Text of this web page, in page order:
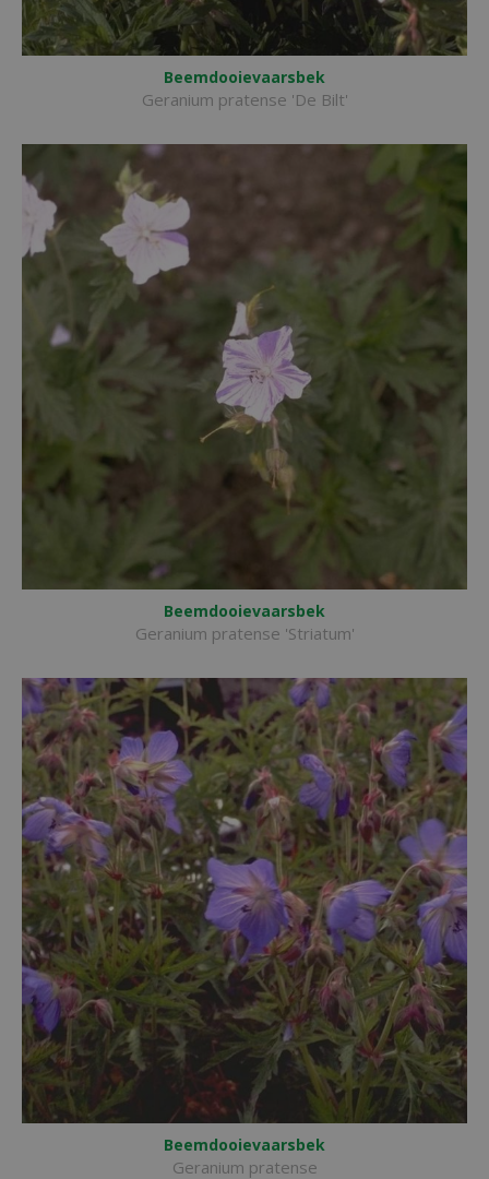
Beemdooievaarsbek
Geranium pratense 'De Bilt'
Beemdooievaarsbek
Geranium pratense 'Striatum'
Beemdooievaarsbek
Geranium pratense